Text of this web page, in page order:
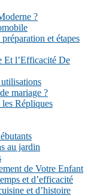
?
et étapes
Et l’Efficacité De
mariage ?
Répliques
au jardin
de Votre Enfant
et d’efficacité
et d’histoire